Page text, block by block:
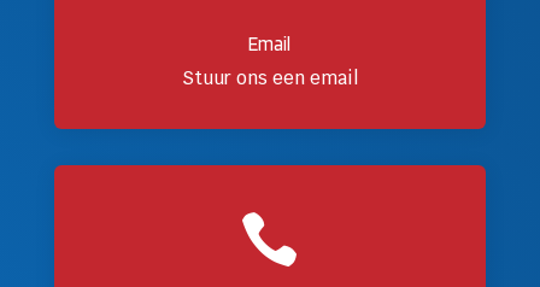
Email
Stuur ons een email
